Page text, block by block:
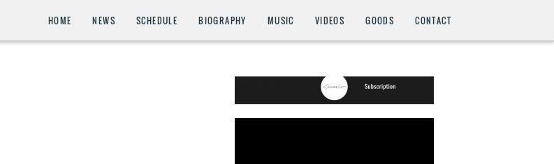
HOME NEWS SCHEDULE BIOGRAPHY MUSIC VIDEOS GOODS CONTACT